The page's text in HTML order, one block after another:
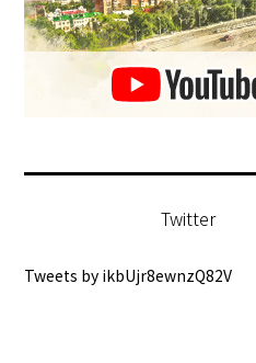
Twitter
Tweets by ikbUjr8ewnzQ82V